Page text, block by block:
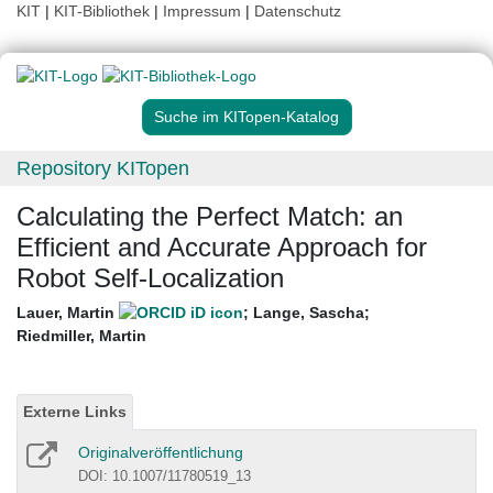
KIT | KIT-Bibliothek | Impressum | Datenschutz
Suche im KITopen-Katalog
Repository KITopen
Calculating the Perfect Match: an
Efficient and Accurate Approach for
Robot Self-Localization
Lauer, Martin ; Lange, Sascha;
Riedmiller, Martin
Externe Links
Originalveröffentlichung
DOI: 10.1007/11780519_13